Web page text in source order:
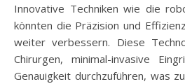
Innovative Techniken wie die
könnten die Präzision und
weiter verbessern. Diese
Chirurgen, minimal-invasive
Genauigkeit durchzuführen, was